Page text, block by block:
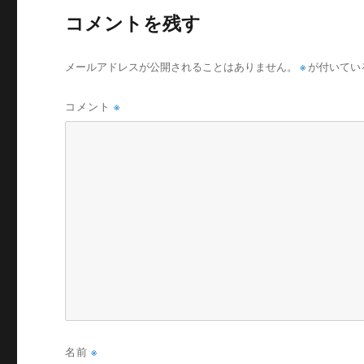
コメントを残す
メールアドレスが公開されることはありません。 ※ が付いて
コメント※
名前※